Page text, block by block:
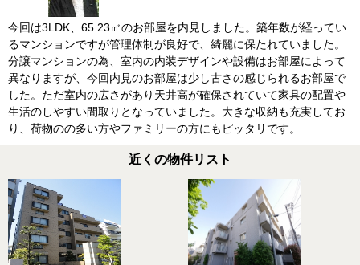
今回は3LDK、65.23㎡のお部屋を内見しました。築年数が経ってい
るマンションですが管理体制が良好で、綺麗に保たれていました。
分譲マンションの為、室内の内装デザインや設備はお部屋によって
異なりますが、今回内見のお部屋は少し古さの感じられるお部屋で
した。ただ室内の広さがあり天井高が確保されていて家具の配置や
生活のしやすい間取りとなっていました。大きな収納も充実してお
り、荷物のの多い方やファミリーの方にもピッタリです。
近くの物件リスト